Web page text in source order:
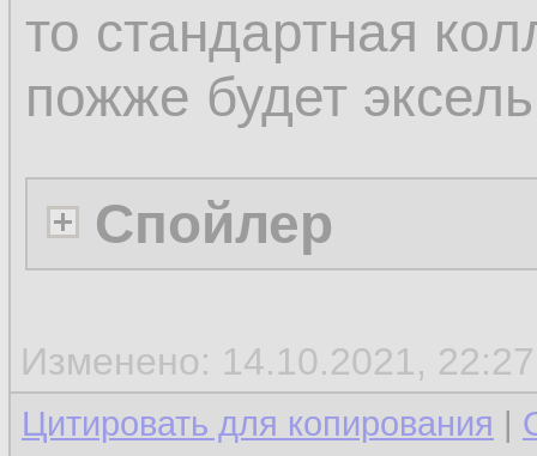
то стандартная
пожже будет эксель
Спойлер
Изменено: 14.10.2021,
Цитировать для копирования |